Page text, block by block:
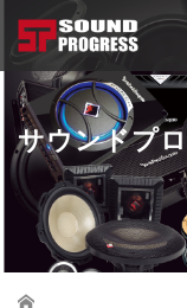
サウンドプ
Home